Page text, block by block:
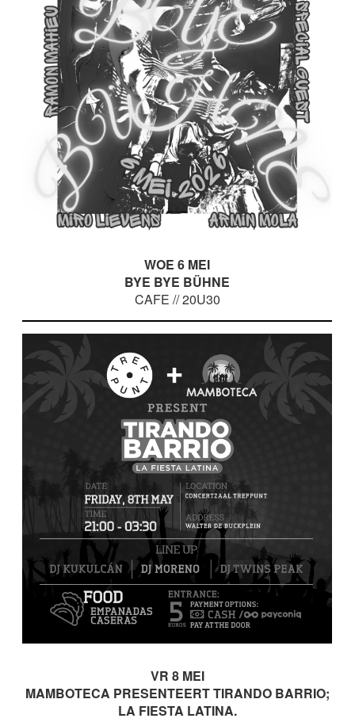
WOE 6 MEI
BYE BYE BÜHNE
CAFE // 20U30
VR 8 MEI
MAMBOTECA PRESENTEERT TIRANDO BARRIO;
LA FIESTA LATINA.